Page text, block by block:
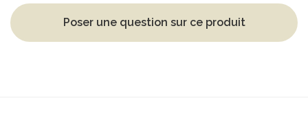
Poser une question sur ce produit